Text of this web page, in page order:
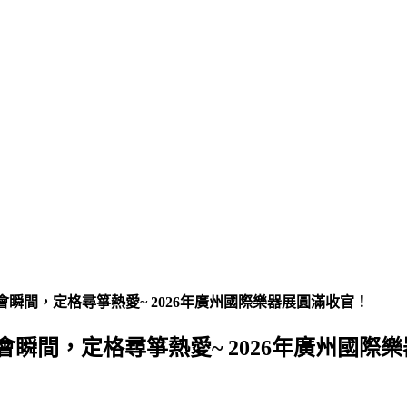
瞬間，定格尋箏熱愛~ 2026年廣州國際樂器展圓滿收官！
瞬間，定格尋箏熱愛~ 2026年廣州國際